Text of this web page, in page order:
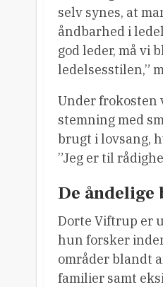
selv synes, at
åndbarhed i
god leder, må vi
ledelsesstilen,”
Under frokosten
stemning med
brugt i lovsang,
”Jeg er til
De åndelige
Dorte Viftrup er
hun forsker
områder blandt
familier samt